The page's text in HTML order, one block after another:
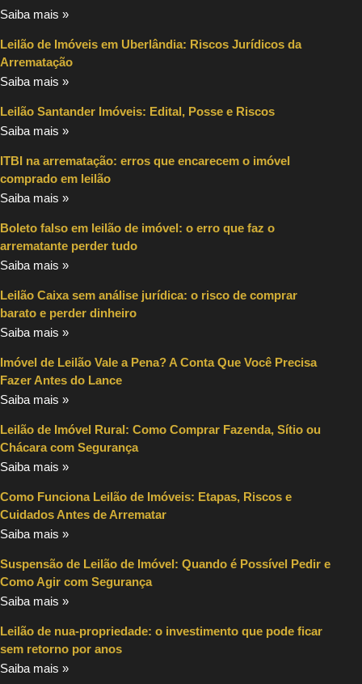
Saiba mais »
Leilão de Imóveis em Uberlândia: Riscos Jurídicos da
Arrematação
Saiba mais »
Leilão Santander Imóveis: Edital, Posse e Riscos
Saiba mais »
ITBI na arrematação: erros que encarecem o imóvel
comprado em leilão
Saiba mais »
Boleto falso em leilão de imóvel: o erro que faz o
arrematante perder tudo
Saiba mais »
Leilão Caixa sem análise jurídica: o risco de comprar
barato e perder dinheiro
Saiba mais »
Imóvel de Leilão Vale a Pena? A Conta Que Você Precisa
Fazer Antes do Lance
Saiba mais »
Leilão de Imóvel Rural: Como Comprar Fazenda, Sítio ou
Chácara com Segurança
Saiba mais »
Como Funciona Leilão de Imóveis: Etapas, Riscos e
Cuidados Antes de Arrematar
Saiba mais »
Suspensão de Leilão de Imóvel: Quando é Possível Pedir e
Como Agir com Segurança
Saiba mais »
Leilão de nua-propriedade: o investimento que pode ficar
sem retorno por anos
Saiba mais »